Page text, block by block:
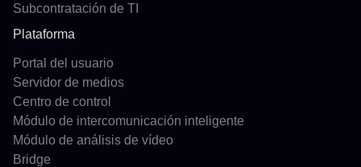
Subcontratación de TI
Plataforma
Portal del usuario
Servidor de medios
Centro de control
Módulo de intercomunicación inteligente
Módulo de análisis de vídeo
Bridge